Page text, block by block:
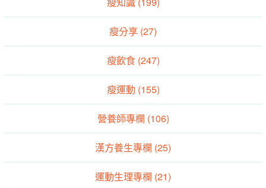
瘦分享 (27)
瘦飲食 (247)
瘦運動 (155)
營養師專欄 (106)
漢方養生專欄 (25)
運動生理專欄 (21)